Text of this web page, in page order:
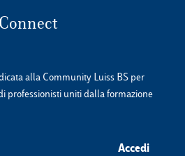
alla Community Luiss BS per
professionisti uniti dalla formazione
Accedi